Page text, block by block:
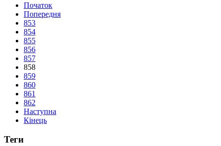
Початок
Попередня
853
854
855
856
857
858
859
860
861
862
Наступна
Кінець
Теги